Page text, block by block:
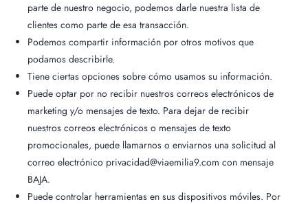
parte de nuestro negocio, podemos darle nuestra lista de
clientes como parte de esa transacción.
Podemos compartir información por otros motivos que
podamos describirle.
Tiene ciertas opciones sobre cómo usamos su información.
Puede optar por no recibir nuestros correos electrónicos de
marketing y/o mensajes de texto. Para dejar de recibir
nuestros correos electrónicos o mensajes de texto
promocionales, puede llamarnos o enviarnos una solicitud al
correo electrónico privacidad@viaemilia9.com con mensaje
BAJA.
Puede controlar herramientas en sus dispositivos móviles. Por